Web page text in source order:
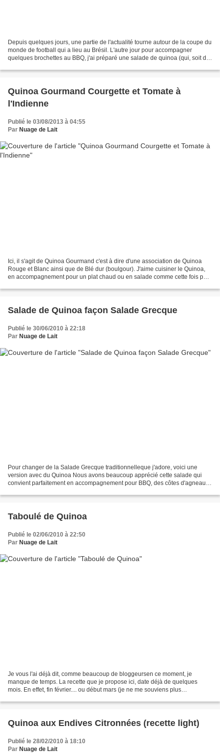
Depuis quelques jours, une partie de l'actualité tourne autour de la coupe du
monde de football qui a lieu au Brésil. L'autre jour pour accompagner
quelques brochettes au BBQ, j'ai préparé une salade de quinoa (qui, soit dit
Quinoa Gourmand Courgette et Tomate à
l'Indienne
Publié le 03/08/2013 à 04:55
Par Nuage de Lait
Ici, il s'agit de Quinoa Gourmand c'est à dire d'une association de Quinoa
Rouge et Blanc ainsi que de Blé dur (boulgour). J'aime cuisiner le Quinoa,
en accompagnement pour un plat chaud ou en salade comme cette fois pour
Salade de Quinoa façon Salade Grecque
Publié le 30/06/2010 à 22:18
Par Nuage de Lait
Pour changer de la Salade Grecque traditionnelleque j'adore, voici une
version avec du Quinoa Nous avons beaucoup apprécié cette salade qui
convient parfaitement en accompagnement pour BBQ, des côtes d'agneau
Taboulé de Quinoa
Publié le 02/06/2010 à 22:50
Par Nuage de Lait
Je vous l'ai déjà dit, comme beaucoup de bloggeursen ce moment, je
manque de temps. La recette que je propose ici, date déjà de quelques
mois. En effet, fin février.... ou début mars (je ne me souviens plus
Quinoa aux Endives Citronnées (recette light)
Publié le 28/02/2010 à 18:10
Par Nuage de Lait